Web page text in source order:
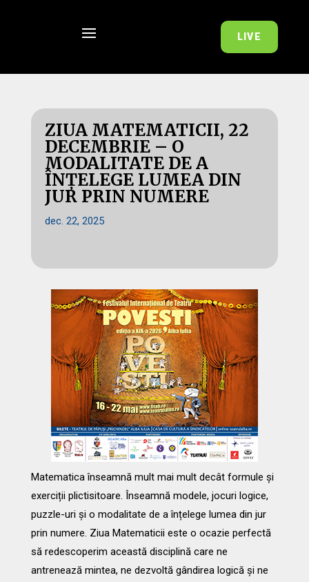
LIVE
ZIUA MATEMATICII, 22
DECEMBRIE – O
MODALITATE DE A
ÎNȚELEGE LUMEA DIN
JUR PRIN NUMERE
dec. 22, 2025
Matematica înseamnă mult mai mult decât formule și
exerciții plictisitoare. Înseamnă modele, jocuri logice,
puzzle-uri și o modalitate de a înțelege lumea din jur
prin numere. Ziua Matematicii este o ocazie perfectă
să redescoperim această disciplină care ne
antrenează mintea, ne dezvoltă gândirea logică și ne